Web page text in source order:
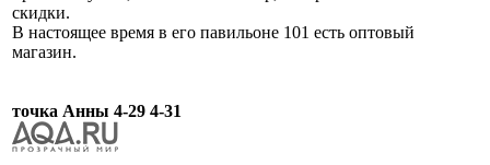
скидки.
В настоящее время в его павильоне 101 есть оптовый
магазин.
точка Анны 4-29 4-31